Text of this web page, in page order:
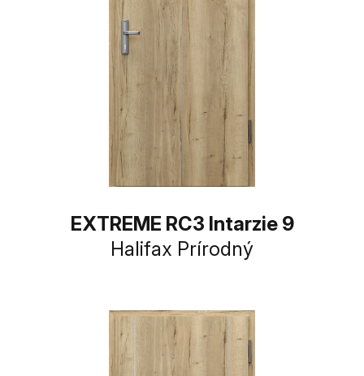
EXTREME RC3 Intarzie 9
Halifax Prírodný